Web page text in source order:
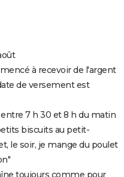
à recevoir de l'argent
de versement est
entre 7 h 30 et 8 h du matin
biscuits au petit-
le soir, je mange du poulet
toujours comme pour